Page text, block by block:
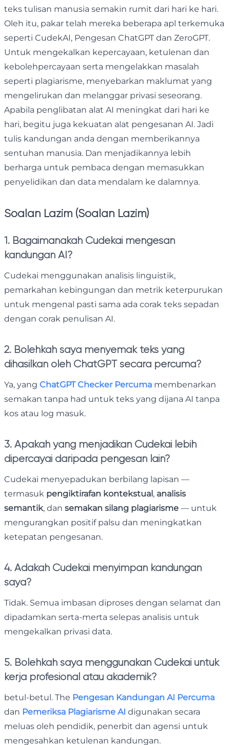
teks tulisan manusia semakin rumit dari hari ke hari.
Oleh itu, pakar telah mereka beberapa apl terkemuka
seperti CudekAI, Pengesan ChatGPT dan ZeroGPT.
Untuk mengekalkan kepercayaan, ketulenan dan
kebolehpercayaan serta mengelakkan masalah
seperti plagiarisme, menyebarkan maklumat yang
mengelirukan dan melanggar privasi seseorang.
Apabila penglibatan alat AI meningkat dari hari ke
hari, begitu juga kekuatan alat pengesanan AI. Jadi
tulis kandungan anda dengan memberikannya
sentuhan manusia. Dan menjadikannya lebih
berharga untuk pembaca dengan memasukkan
penyelidikan dan data mendalam ke dalamnya.
Soalan Lazim (Soalan Lazim)
1. Bagaimanakah Cudekai mengesan
kandungan AI?
Cudekai menggunakan analisis linguistik,
pemarkahan kebingungan dan metrik keterpurukan
untuk mengenal pasti sama ada corak teks sepadan
dengan corak penulisan AI.
2. Bolehkah saya menyemak teks yang
dihasilkan oleh ChatGPT secara percuma?
Ya, yang ChatGPT Checker Percuma membenarkan
semakan tanpa had untuk teks yang dijana AI tanpa
kos atau log masuk.
3. Apakah yang menjadikan Cudekai lebih
dipercayai daripada pengesan lain?
Cudekai menyepadukan berbilang lapisan —
termasuk pengiktirafan kontekstual, analisis
semantik, dan semakan silang plagiarisme — untuk
mengurangkan positif palsu dan meningkatkan
ketepatan pengesanan.
4. Adakah Cudekai menyimpan kandungan
saya?
Tidak. Semua imbasan diproses dengan selamat dan
dipadamkan serta-merta selepas analisis untuk
mengekalkan privasi data.
5. Bolehkah saya menggunakan Cudekai untuk
kerja profesional atau akademik?
betul-betul. The Pengesan Kandungan AI Percuma
dan Pemeriksa Plagiarisme AI digunakan secara
meluas oleh pendidik, penerbit dan agensi untuk
mengesahkan ketulenan kandungan.